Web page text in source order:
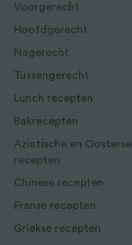
Voorgerecht
Hoofdgerecht
Nagerecht
Tussengerecht
Lunch recepten
Bakrecepten
Aziatische en Oosterse
recepten
Chinese recepten
Franse recepten
Griekse recepten